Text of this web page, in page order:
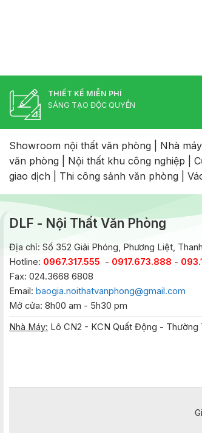
THIẾT KẾ MIỄN PHÍ
SÁNG TẠO ĐỘC QUYỀN
Showroom nội thất văn phòng Nhà
văn phòng
Nội thất khu công nghiệp
giao dịch
Thi công sảnh văn phòng
DLF - Nội Thất Văn Phòng
Địa chỉ: Số 352 Giải Phóng, Phương Liệt,
Hotline: 0967.317.555 - 0917.673.888 -
Fax: 024.3668 6808
Email: baogia.noithatvanphong@gmail.com
Mở cửa: 8h00 am - 5h30 pm
Nhà Máy: Lô CN2 - KCN Quất Động - Thường